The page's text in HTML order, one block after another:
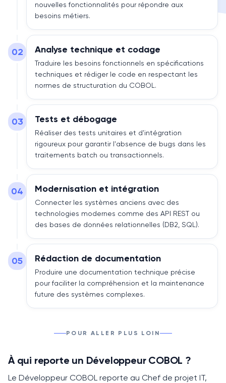
nouvelles fonctionnalités pour répondre aux
besoins métiers.
02 Analyse technique et codage
Traduire les besoins fonctionnels en spécifications
techniques et rédiger le code en respectant les
normes de structuration du COBOL.
03 Tests et débogage
Réaliser des tests unitaires et d'intégration
rigoureux pour garantir l'absence de bugs dans les
traitements batch ou transactionnels.
04 Modernisation et intégration
Connecter les systèmes anciens avec des
technologies modernes comme des API REST ou
des bases de données relationnelles (DB2, SQL).
05 Rédaction de documentation
Produire une documentation technique précise
pour faciliter la compréhension et la maintenance
future des systèmes complexes.
POUR ALLER PLUS LOIN
À qui reporte un Développeur COBOL ?
Le Développeur COBOL reporte au Chef de projet IT,